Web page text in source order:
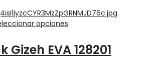
opciones
Gizeh EVA 128201